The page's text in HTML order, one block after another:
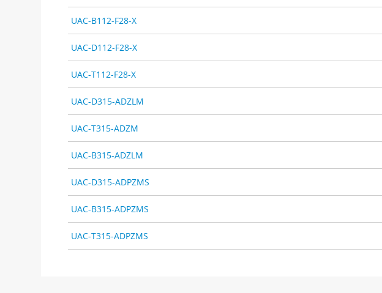
UAC-B112-F28-X
UAC-D112-F28-X
UAC-T112-F28-X
UAC-D315-ADZLM
UAC-T315-ADZM
UAC-B315-ADZLM
UAC-D315-ADPZMS
UAC-B315-ADPZMS
UAC-T315-ADPZMS